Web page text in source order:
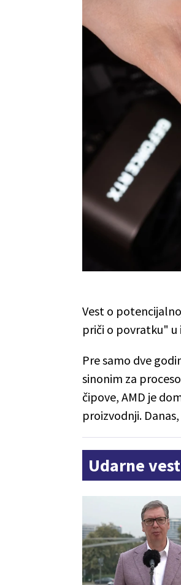
Vest o
priči o povratku" u
Pre samo dve
sinonim za
čipove, AMD je
proizvodnji.
Udarne